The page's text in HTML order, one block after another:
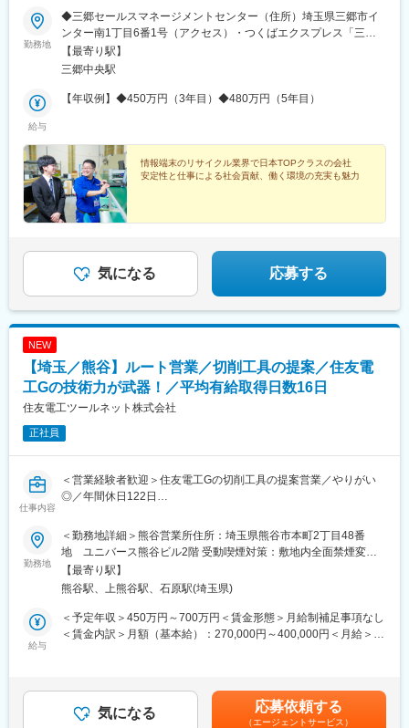
勤務地
◆三郷セールスマネージメントセンター（住所）埼玉県三郷市イ
ンター南1丁目6番1号（アクセス）・つくばエクスプレス「三郷
中央駅」から公共バスまたは送迎バス利用※「三郷中央駅」は秋葉
原駅から6駅、約20分です※受動喫煙対策（屋内全面禁煙）実施
【最寄り駅】
三郷中央駅
給与
【年収例】◆450万円（3年目）◆480万円（5年目）
情報端末のリサイクル業界で日本TOPクラスの会社
安定性と仕事による社会貢献、働く環境の充実も魅力
気になる 応募する
NEW
【埼玉／熊谷】ルート営業／切削工具の提案／住友電
工Gの技術力が武器！／平均有給取得日数16日
住友電工ツールネット株式会社
正社員
仕事内容
＜営業経験者歓迎＞住友電工Gの切削工具の提案営業／やりがい
◎／年間休日122日
■業務内容：
長年取引のある大手企業に対し、同社が誇る超硬工具「イゲタロ
イ」をはじめとする切削工具の提案営業を行います。
最適な工具のコーディネート、並びにオーダーメイド品の企画を
担います。
■業務のやりがい
顧客からの様々な要望をヒアリングし、ニーズに応えるため、既
それができるのは開発製造を担う「住友電工ハードメタル」と連
携しているためです。そのためモノづくりの面白さも味わえま
勤務地
＜勤務地詳細＞熊谷営業所住所：埼玉県熊谷市本町2丁目48番
地 ユニバース熊谷ビル2階 受動喫煙対策：敷地内全面禁煙変更
の範囲：会社の定める事業所
【最寄り駅】
熊谷駅、上熊谷駅、石原駅(埼玉県)
給与
＜予定年収＞450万円～700万円＜賃金形態＞月給制補足事項なし
＜賃金内訳＞月額（基本給）：270,000円～400,000円＜月給＞
り、選考を通じて上下する可能性があります。月給(月額)は固定手
当を含めた表記です。
気になる 応募依頼する
（エージェントサービス）